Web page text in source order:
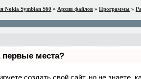
Nokia Symbian S60 » Архив файлов » Программы »
первые места?
создать свой сайт, но не знаете,